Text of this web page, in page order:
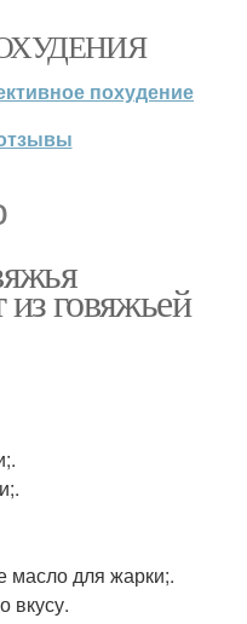
похудение
говяжьей
масло для жарки;.
вкусу.